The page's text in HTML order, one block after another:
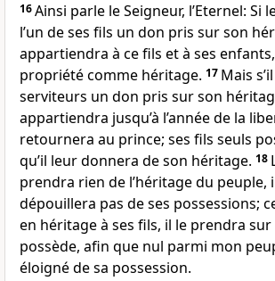
16Ainsi parle le Seigneur, l’Eternel: Si
l’un de ses fils un don pris sur son
appartiendra à ce fils et à ses
propriété comme héritage. 17 Mais
serviteurs un don pris sur son
appartiendra jusqu’à l’année de la
retournera au prince; ses fils seuls
qu’il leur donnera de son héritage. 18
prendra rien de l’héritage du peuple,
dépouillera pas de ses possessions;
en héritage à ses fils, il le prendra sur
possède, afin que nul parmi mon
éloigné de sa possession.